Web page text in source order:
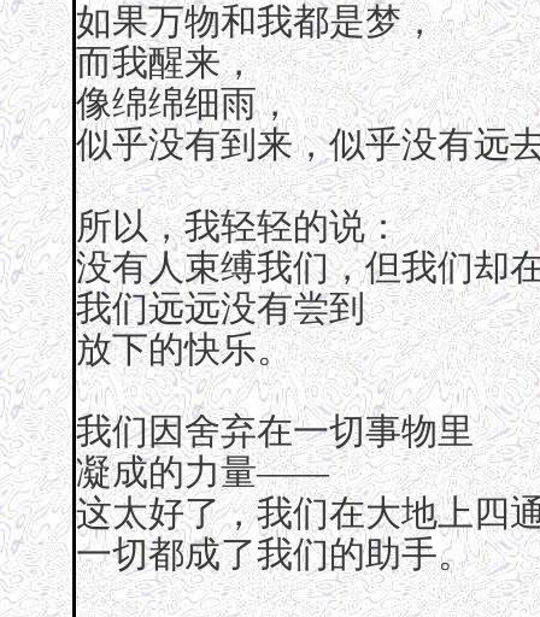
如果万物和我都是梦，
而我醒来，
像绵绵细雨，
似乎没有到来，似乎没有远
所以，我轻轻的说：
没有人束缚我们，但我们却
我们远远没有尝到
放下的快乐。
我们因舍弃在一切事物里
凝成的力量——
这太好了，我们在大地上四
一切都成了我们的助手。